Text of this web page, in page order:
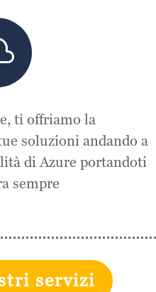
ti offriamo la
soluzioni andando a
di Azure portandoti
sempre
servizi